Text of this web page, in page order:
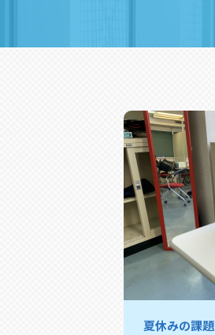
夏休みの課題